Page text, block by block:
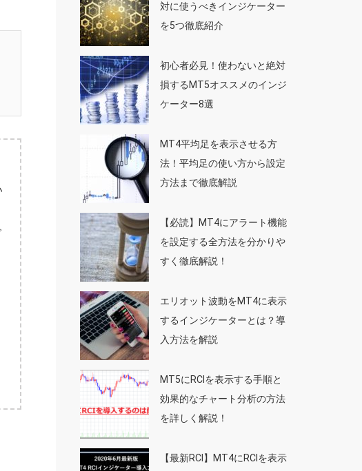
対に使うべきインジケーター
を5つ徹底紹介
初心者必見！使わないと絶対
損するMT5オススメのインジ
ケーター8選
MT4平均足を表示させる方
法！平均足の使い方から設定
方法まで徹底解説
【必読】MT4にアラート機能
を設定する全方法を分かりや
すく徹底解説！
エリオット波動をMT4に表示
するインジケーターとは？導
入方法を解説
MT5にRCIを表示する手順と
効果的なチャート分析の方法
を詳しく解説！
【最新RCI】MT4にRCIを表示